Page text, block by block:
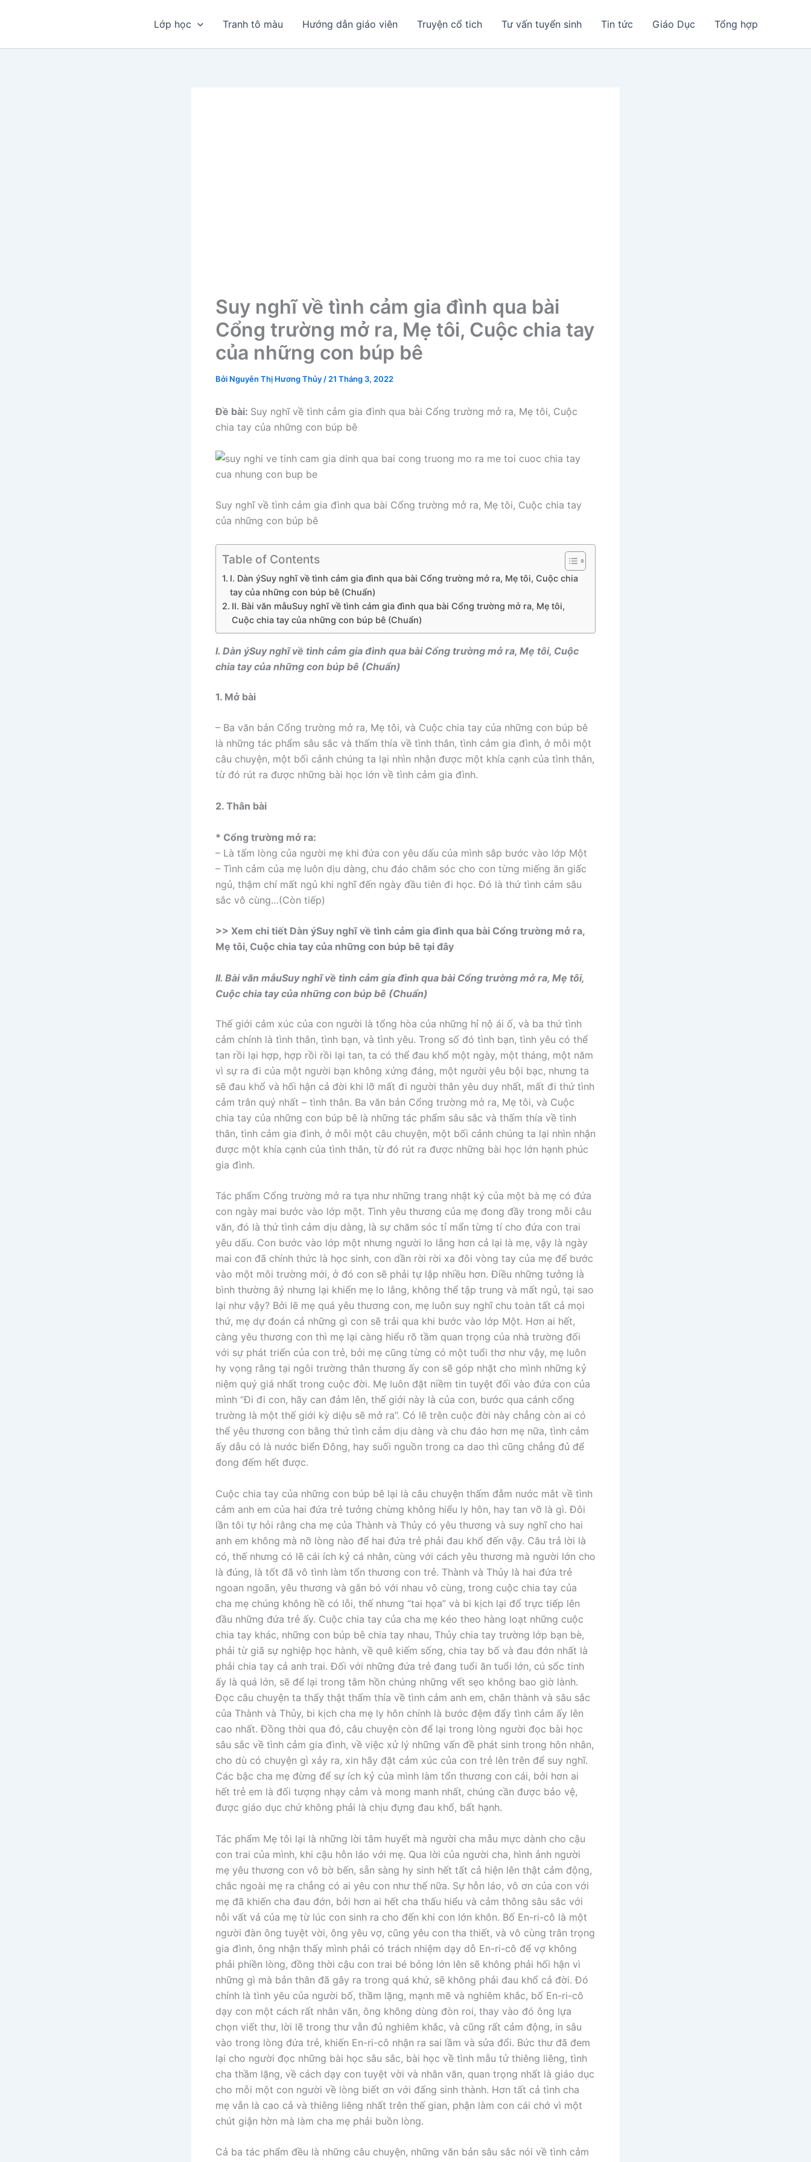
Lớp học Tranh tô màu Hướng dẫn giáo viên Truyện cổ tich Tư vấn tuyển sinh Tin tức Giáo Dục Tổng hợp
Suy nghĩ về tình cảm gia đình qua bài
Cổng trường mở ra, Mẹ tôi, Cuộc chia tay
của những con búp bê
Bởi Nguyễn Thị Hương Thủy / 21 Tháng 3, 2022
Đề bài: Suy nghĩ về tình cảm gia đình qua bài Cổng trường mở ra, Mẹ tôi, Cuộc
chia tay của những con búp bê
Suy nghĩ về tình cảm gia đình qua bài Cổng trường mở ra, Mẹ tôi, Cuộc chia tay
của những con búp bê
Table of Contents
I. Dàn ýSuy nghĩ về tình cảm gia đình qua bài Cổng trường mở ra, Mẹ tôi, Cuộc chia
tay của những con búp bê (Chuẩn)
II. Bài văn mẫuSuy nghĩ về tình cảm gia đình qua bài Cổng trường mở ra, Mẹ tôi,
Cuộc chia tay của những con búp bê (Chuẩn)
I. Dàn ýSuy nghĩ về tình cảm gia đình qua bài Cổng trường mở ra, Mẹ tôi, Cuộc
chia tay của những con búp bê (Chuẩn)
1. Mở bài
– Ba văn bản Cổng trường mở ra, Mẹ tôi, và Cuộc chia tay của những con búp bê
là những tác phẩm sâu sắc và thấm thía về tình thân, tình cảm gia đình, ở mỗi một
câu chuyện, một bối cảnh chúng ta lại nhìn nhận được một khía cạnh của tình thân,
từ đó rút ra được những bài học lớn về tình cảm gia đình.
2. Thân bài
* Cổng trường mở ra:
– Là tấm lòng của người mẹ khi đứa con yêu dấu của mình sắp bước vào lớp Một
– Tình cảm của mẹ luôn dịu dàng, chu đáo chăm sóc cho con từng miếng ăn giấc
ngủ, thậm chí mất ngủ khi nghĩ đến ngày đầu tiên đi học. Đó là thứ tình cảm sâu
sắc vô cùng…(Còn tiếp)
>> Xem chi tiết Dàn ýSuy nghĩ về tình cảm gia đình qua bài Cổng trường mở ra,
Mẹ tôi, Cuộc chia tay của những con búp bê tại đây
II. Bài văn mẫuSuy nghĩ về tình cảm gia đình qua bài Cổng trường mở ra, Mẹ tôi,
Cuộc chia tay của những con búp bê (Chuẩn)
Thế giới cảm xúc của con người là tổng hòa của những hỉ nộ ái ố, và ba thứ tình
cảm chính là tình thân, tình bạn, và tình yêu. Trong số đó tình bạn, tình yêu có thể
tan rồi lại hợp, hợp rồi rồi lại tan, ta có thể đau khổ một ngày, một tháng, một năm
vì sự ra đi của một người bạn không xứng đáng, một người yêu bội bạc, nhưng ta
sẽ đau khổ và hối hận cả đời khi lỡ mất đi người thân yêu duy nhất, mất đi thứ tình
cảm trân quý nhất – tình thân. Ba văn bản Cổng trường mở ra, Mẹ tôi, và Cuộc
chia tay của những con búp bê là những tác phẩm sâu sắc và thấm thía về tình
thân, tình cảm gia đình, ở mỗi một câu chuyện, một bối cảnh chúng ta lại nhìn nhận
được một khía cạnh của tình thân, từ đó rút ra được những bài học lớn hạnh phúc
gia đình.
Tác phẩm Cổng trường mở ra tựa như những trang nhật ký của một bà mẹ có đứa
con ngày mai bước vào lớp một. Tình yêu thương của mẹ đong đầy trong mỗi câu
văn, đó là thứ tình cảm dịu dàng, là sự chăm sóc tỉ mẩn từng tí cho đứa con trai
yêu dấu. Con bước vào lớp một nhưng người lo lắng hơn cả lại là mẹ, vậy là ngày
mai con đã chính thức là học sinh, con dần rời rời xa đôi vòng tay của mẹ để bước
vào một môi trường mới, ở đó con sẽ phải tự lập nhiều hơn. Điều những tưởng là
bình thường âý nhưng lại khiến mẹ lo lắng, không thể tập trung và mất ngủ, tại sao
lại như vậy? Bởi lẽ mẹ quá yêu thương con, mẹ luôn suy nghĩ chu toàn tất cả mọi
thứ, mẹ dự đoán cả những gì con sẽ trải qua khi bước vào lớp Một. Hơn ai hết,
càng yêu thương con thì mẹ lại càng hiểu rõ tầm quan trọng của nhà trường đối
với sự phát triển của con trẻ, bởi mẹ cũng từng có một tuổi thơ như vậy, mẹ luôn
hy vọng rằng tại ngôi trường thân thương ấy con sẽ góp nhặt cho mình những kỷ
niệm quý giá nhất trong cuộc đời. Mẹ luôn đặt niềm tin tuyệt đối vào đứa con của
mình “Đi đi con, hãy can đảm lên, thế giới này là của con, bước qua cánh cổng
trường là một thế giới kỳ diệu sẽ mở ra”. Có lẽ trên cuộc đời này chẳng còn ai có
thể yêu thương con bằng thứ tình cảm dịu dàng và chu đáo hơn mẹ nữa, tình cảm
ấy dẫu có là nước biển Đông, hay suối nguồn trong ca dao thì cũng chẳng đủ để
đong đếm hết được.
Cuộc chia tay của những con búp bê lại là câu chuyện thấm đẫm nước mắt về tình
cảm anh em của hai đứa trẻ tưởng chừng không hiểu ly hôn, hay tan vỡ là gì. Đôi
lần tôi tự hỏi rằng cha mẹ của Thành và Thủy có yêu thương và suy nghĩ cho hai
anh em không mà nỡ lòng nào để hai đứa trẻ phải đau khổ đến vậy. Câu trả lời là
có, thế nhưng có lẽ cái ích kỷ cá nhân, cùng với cách yêu thương mà người lớn cho
là đúng, là tốt đã vô tình làm tổn thương con trẻ. Thành và Thủy là hai đứa trẻ
ngoan ngoãn, yêu thương và gắn bó với nhau vô cùng, trong cuộc chia tay của
cha mẹ chúng không hề có lỗi, thế nhưng “tai họa” và bi kịch lại đổ trực tiếp lên
đầu những đứa trẻ ấy. Cuộc chia tay của cha mẹ kéo theo hàng loạt những cuộc
chia tay khác, những con búp bê chia tay nhau, Thủy chia tay trường lớp bạn bè,
phải từ giã sự nghiệp học hành, về quê kiếm sống, chia tay bố và đau đớn nhất là
phải chia tay cả anh trai. Đối với những đứa trẻ đang tuổi ăn tuổi lớn, cú sốc tinh
ấy là quá lớn, sẽ để lại trong tâm hồn chúng những vết sẹo không bao giờ lành.
Đọc câu chuyện ta thấy thật thấm thía về tình cảm anh em, chân thành và sâu sắc
của Thành và Thủy, bi kịch cha mẹ ly hôn chính là bước đệm đẩy tình cảm ấy lên
cao nhất. Đồng thời qua đó, câu chuyện còn để lại trong lòng người đọc bài học
sâu sắc về tình cảm gia đình, về việc xử lý những vấn đề phát sinh trong hôn nhân,
cho dù có chuyện gì xảy ra, xin hãy đặt cảm xúc của con trẻ lên trên để suy nghĩ.
Các bậc cha mẹ đừng để sự ích kỷ của mình làm tổn thương con cái, bởi hơn ai
hết trẻ em là đối tượng nhạy cảm và mong manh nhất, chúng cần được bảo vệ,
được giáo dục chứ không phải là chịu đựng đau khổ, bất hạnh.
Tác phẩm Mẹ tôi lại là những lời tâm huyết mà người cha mẫu mực dành cho cậu
con trai của mình, khi cậu hỗn láo với mẹ. Qua lời của người cha, hình ảnh người
mẹ yêu thương con vô bờ bến, sẵn sàng hy sinh hết tất cả hiện lên thật cảm động,
chắc ngoài mẹ ra chẳng có ai yêu con như thế nữa. Sự hỗn láo, vô ơn của con với
mẹ đã khiến cha đau đớn, bởi hơn ai hết cha thấu hiểu và cảm thông sâu sắc với
nỗi vất vả của mẹ từ lúc con sinh ra cho đến khi con lớn khôn. Bố En-ri-cô là một
người đàn ông tuyệt vời, ông yêu vợ, cũng yêu con tha thiết, và vô cùng trân trọng
gia đình, ông nhận thấy mình phải có trách nhiệm dạy dỗ En-ri-cô để vợ không
phải phiền lòng, đồng thời cậu con trai bé bỏng lớn lên sẽ không phải hối hận vì
những gì mà bản thân đã gây ra trong quá khứ, sẽ không phải đau khổ cả đời. Đó
chính là tình yêu của người bố, thầm lặng, mạnh mẽ và nghiêm khắc, bố En-ri-cô
dạy con một cách rất nhân văn, ông không dùng đòn roi, thay vào đó ông lựa
chọn viết thư, lời lẽ trong thư vẫn đủ nghiêm khắc, và cũng rất cảm động, in sâu
vào trong lòng đứa trẻ, khiến En-ri-cô nhận ra sai lầm và sửa đổi. Bức thư đã đem
lại cho người đọc những bài học sâu sắc, bài học về tình mẫu tử thiêng liêng, tình
cha thầm lặng, về cách dạy con tuyệt vời và nhân văn, quan trọng nhất là giáo dục
cho mỗi một con người về lòng biết ơn với đấng sinh thành. Hơn tất cả tình cha
mẹ vẫn là cao cả và thiêng liêng nhất trên thế gian, phận làm con cái chớ vì một
chút giận hờn mà làm cha mẹ phải buồn lòng.
Cả ba tác phẩm đều là những câu chuyện, những văn bản sâu sắc nói về tình cảm